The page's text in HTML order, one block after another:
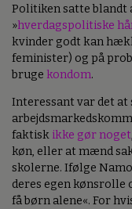
Politiken satte blandt
»hverdagspolitiske
kvinder godt kan
feminister) og på
bruge kondom.
Interessant var det at
faktisk ikke gør noget
køn, eller at mænd
skolerne. Ifølge
deres egen kønsrolle
få børn alene«. For